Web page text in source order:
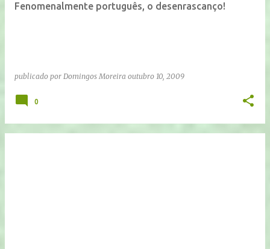
Fenomenalmente português, o desenrascanço!
publicado por Domingos Moreira outubro 10, 2009
0